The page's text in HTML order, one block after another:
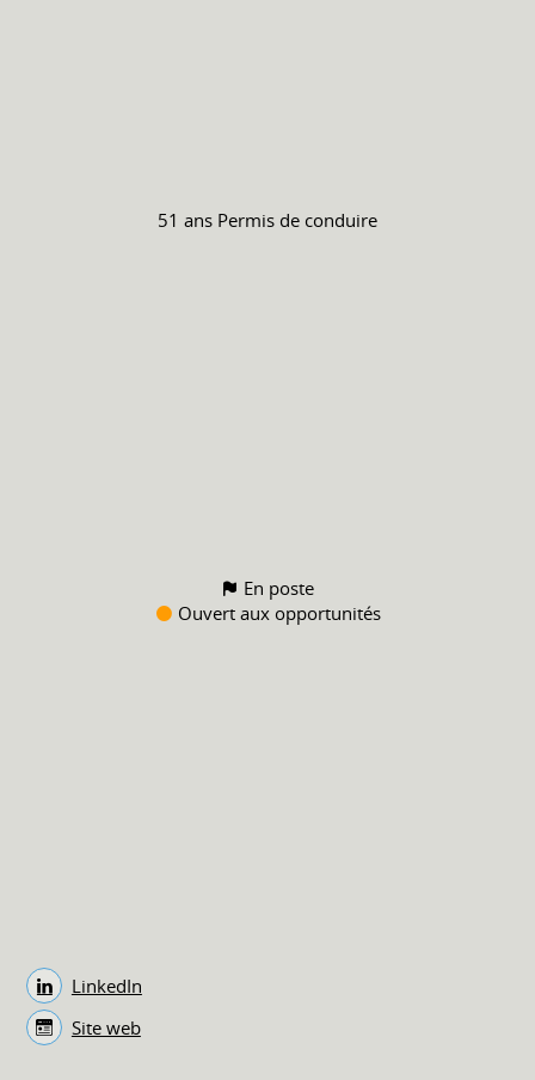
51 ans Permis de conduire
En poste
Ouvert aux opportunités
LinkedIn
Site web